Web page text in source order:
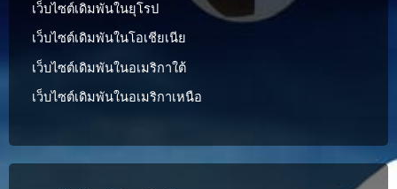
เว็บไซต์เดิมพันในยุโรป
เว็บไซต์เดิมพันในโอเชียเนีย
เว็บไซต์เดิมพันในอเมริกาใต้
เว็บไซต์เดิมพันในอเมริกาเหนือ